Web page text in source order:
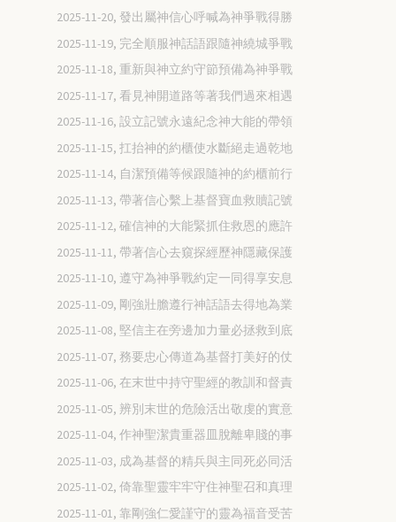
2025-11-20, 發出屬神信心呼喊為神爭戰得勝
2025-11-19, 完全順服神話語跟隨神繞城爭戰
2025-11-18, 重新與神立約守節預備為神爭戰
2025-11-17, 看見神開道路等著我們過來相遇
2025-11-16, 設立記號永遠紀念神大能的帶領
2025-11-15, 扛抬神的約櫃使水斷絕走過乾地
2025-11-14, 自潔預備等候跟隨神的約櫃前行
2025-11-13, 帶著信心繫上基督寶血救贖記號
2025-11-12, 確信神的大能緊抓住救恩的應許
2025-11-11, 帶著信心去窺探經歷神隱藏保護
2025-11-10, 遵守為神爭戰約定一同得享安息
2025-11-09, 剛強壯膽遵行神話語去得地為業
2025-11-08, 堅信主在旁邊加力量必拯救到底
2025-11-07, 務要忠心傳道為基督打美好的仗
2025-11-06, 在末世中持守聖經的教訓和督責
2025-11-05, 辨別末世的危險活出敬虔的實意
2025-11-04, 作神聖潔貴重器皿脫離卑賤的事
2025-11-03, 成為基督的精兵與主同死必同活
2025-11-02, 倚靠聖靈牢牢守住神聖召和真理
2025-11-01, 靠剛強仁愛謹守的靈為福音受苦